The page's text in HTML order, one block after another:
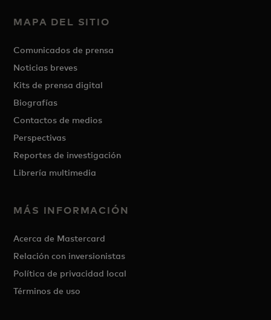
MAPA DEL SITIO
Comunicados de prensa
Noticias breves
Kits de prensa digital
Biografías
Contactos de medios
Perspectivas
Reportes de investigación
Librería multimedia
MÁS INFORMACIÓN
Acerca de Mastercard
Relación con inversionistas
Política de privacidad local
Términos de uso